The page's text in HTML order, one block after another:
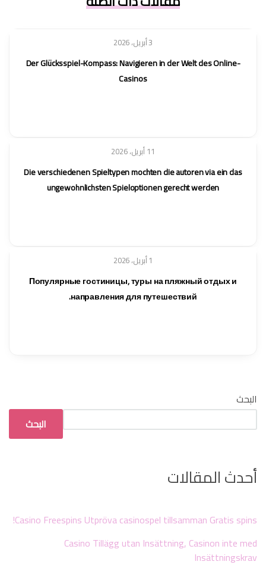
3 أبريل، 2026
Der Glücksspiel-Kompass: Navigieren in der Welt des Online-
Casinos
11 أبريل، 2026
Die verschiedenen Spieltypen mochten die autoren via ein das
ungewohnlichsten Spieloptionen gerecht werden
1 أبريل، 2026
Популярные гостиницы, туры на пляжный отдых и
направления для путешествий.
البحث
البحث
أحدث المقالات
Casino Freespins Utpröva casinospel tillsamman Gratis spins!
Casino Tillägg utan Insättning, Casinon inte med
Insättningskrav